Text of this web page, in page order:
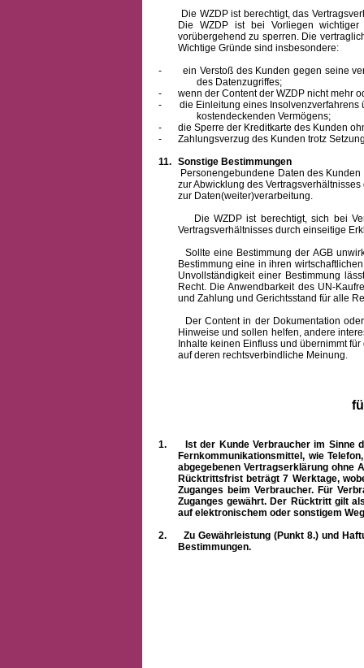
Die WZDP ist berechtigt, das
Die WZDP ist bei Vorliegen
vorübergehend zu sperren. Die
Wichtige Gründe sind insbesondere:
-
ein Verstoß des Kunden gegen seine
des Datenzugriffes;
-
wenn der Content der WZDP nicht mehr
-
die Einleitung eines
kostendeckenden Vermögens;
-
die Sperre der Kreditkarte des Kunden
-
Zahlungsverzug des Kunden trotz
11. Sonstige Bestimmungen
Personengebundene Daten des Kunden
zur Abwicklung des
zur Daten(weiter)verarbeitung.
Die WZDP ist berechtigt, sich bei
Vertragsverhältnisses durch einseitige
Sollte eine Bestimmung der AGB
Bestimmung eine in ihren
Unvollständigkeit einer Bestimmung
Recht. Die Anwendbarkeit des UN-
und Zahlung und Gerichtsstand für alle
Der Content in der Dokumentation oder
Hinweise und sollen helfen, andere
Inhalte keinen Einfluss und übernimmt
auf deren rechtsverbindliche Meinung.
1.
Ist der Kunde Verbraucher im Sinne
Fernkommunikationsmittel, wie
abgegebenen Vertragserklärung ohne
Rücktrittsfrist beträgt 7 Werktage,
Zuganges beim Verbraucher. Für
Zuganges gewährt. Der Rücktritt gilt
auf elektronischem oder sonstigem
2.
Zu Gewährleistung (Punkt 8.) und
Bestimmungen.